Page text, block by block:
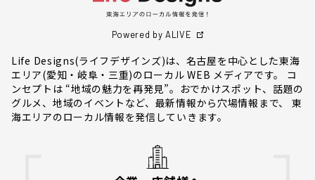
Powered by ALIVE
Life Designs(ライフデザインズ)は、名古屋を中心とした東海
エリア(愛知・岐阜・三重)のローカル WEB メディアです。 コ
ンセプトは “地域の魅力を再発見”。おでかけスポット、話題の
グルメ、地域のイベントなど、最新情報から穴場情報まで、 東
海エリアのローカル情報を発信していきます。